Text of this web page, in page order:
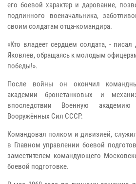
его боевой характер и дарование,
подлинного военачальника,
своим солдатам отца-командира.
«Кто владеет сердцем солдата, - писал
Яковлев, обращаясь к молодым
победы!».
После войны он окончил
академии бронетанковых и
впоследствии Военную академию
Вооружённых Сил СССР.
Командовал полком и дивизией,
в Главном управлении боевой
заместителем командующего
боевой подготовке.